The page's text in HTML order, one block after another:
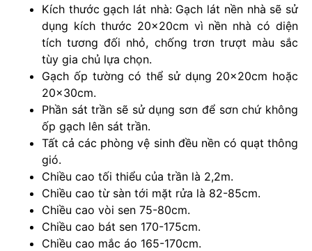
Kích thước gạch lát nhà: Gạch lát nền nhà sẽ sử
dụng kích thước 20x20cm vì nền nhà có diện
tích tương đối nhỏ, chống trơn trượt màu sắc
tùy gia chủ lựa chọn.
Gạch ốp tường có thể sử dụng 20x20cm hoặc
20x30cm.
Phần sát trần sẽ sử dụng sơn để sơn chứ không
ốp gạch lên sát trần.
Tất cả các phòng vệ sinh đều nền có quạt thông
gió.
Chiều cao tối thiểu của trần là 2,2m.
Chiều cao từ sàn tới mặt rửa là 82-85cm.
Chiều cao vòi sen 75-80cm.
Chiều cao bát sen 170-175cm.
Chiều cao mắc áo 165-170cm.